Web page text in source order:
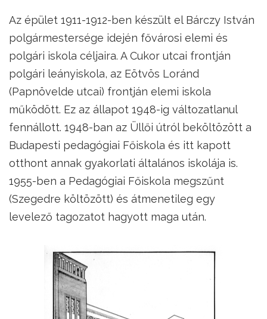
Az épület 1911-1912-ben készült el Bárczy István
polgármestersége idején fővárosi elemi és
polgári iskola céljaira. A Cukor utcai frontján
polgári leányiskola, az Eötvös Loránd
(Papnövelde utcai) frontján elemi iskola
működött. Ez az állapot 1948-ig változatlanul
fennállott. 1948-ban az Üllői útról beköltözött a
Budapesti pedagógiai Főiskola és itt kapott
otthont annak gyakorlati általános iskolája is.
1955-ben a Pedagógiai Főiskola megszűnt
(Szegedre költözött) és átmenetileg egy
levelező tagozatot hagyott maga után.